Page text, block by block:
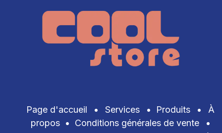
Page d'accueil • Services • Produits •
À
propos • Conditions générales de vente
•